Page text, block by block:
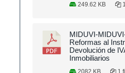
249.62 KB
MIDUVI-
Reformas al
Devolución de
Inmobiliarios
2082 KB 1